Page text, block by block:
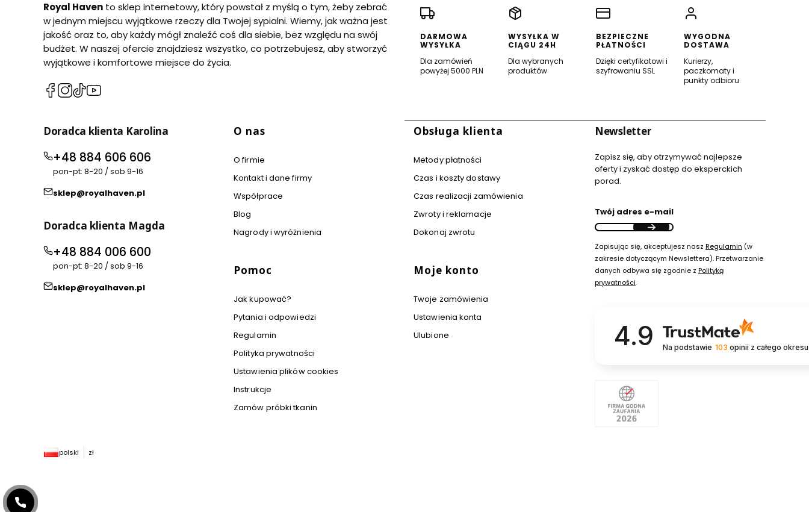
Royal Haven to sklep internetowy, który powstał z myślą o tym, żeby zebrać
w jednym miejscu wyjątkowe rzeczy dla Twojej sypialni. Wiemy, jak ważna jest
jakość oraz to, aby każdy mógł znaleźć coś dla siebie, bez względu na swój
budżet. W naszej ofercie znajdziesz wszystko, co potrzebujesz, aby stworzyć
wyjątkowe i komfortowe miejsce do życia.
(Otwiera
nowej
(Otwiera
nowej
(Otwiera
nowej
(Otwiera
nowej
DARMOWA
WYSYŁKA
Dla zamówień
powyżej 5000 PLN
WYSYŁKA W
CIĄGU 24H
Dla wybranych
produktów
BEZPIECZNE
PŁATNOŚCI
Dzięki certyfikatowi i
szyfrowaniu SSL
WYGODNA
DOSTAWA
Kurierzy,
paczkomaty i
punkty odbioru
Doradca klienta Karolina
+48 884 606 606
pon-pt: 8-20 / sob 9-16
sklep@royalhaven.pl
Doradca klienta Magda
+48 884 006 600
pon-pt: 8-20 / sob 9-16
sklep@royalhaven.pl
Linki w stopce
O nas
O firmie
Kontakt i dane firmy
Współprace
Blog
Nagrody i wyróżnienia
Obsługa klienta
Metody płatności
Czas i koszty dostawy
Czas realizacji zamówienia
Zwroty i reklamacje
Dokonaj zwrotu
Pomoc
Jak kupować?
Pytania i odpowiedzi
Regulamin
Polityka prywatności
Ustawienia plików cookies
Instrukcje
Zamów próbki tkanin
Moje konto
Twoje zamówienia
Ustawienia konta
Ulubione
Newsletter
Zapisz się, aby otrzymywać najlepsze
oferty i zyskać dostęp do eksperckich
porad.
Twój adres e-mail
Zapisując się, akceptujesz nasz Regulamin (w
zakresie dotyczącym Newslettera). Przetwarzanie
danych odbywa się zgodnie z Polityką
prywatności.
4.9 Na podstawie 103 opinii z całego okresu
polski zł